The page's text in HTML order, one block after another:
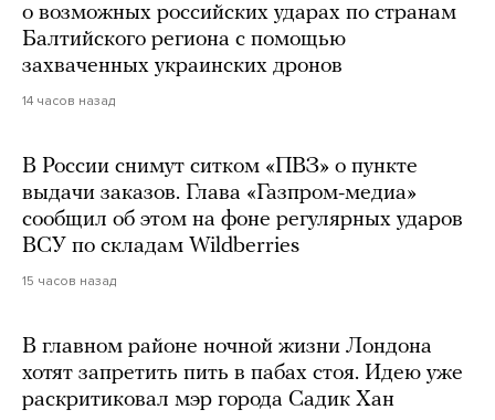
о возможных российских ударах по странам
Балтийского региона с помощью
захваченных украинских дронов
14 часов назад
В России снимут ситком «ПВЗ» о пункте
выдачи заказов. Глава «Газпром-медиа»
сообщил об этом на фоне регулярных ударов
ВСУ по складам Wildberries
15 часов назад
В главном районе ночной жизни Лондона
хотят запретить пить в пабах стоя. Идею уже
раскритиковал мэр города Садик Хан